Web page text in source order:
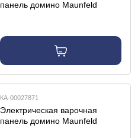
панель домино Maunfeld
КА-00027871
Электрическая варочная
панель домино Maunfeld